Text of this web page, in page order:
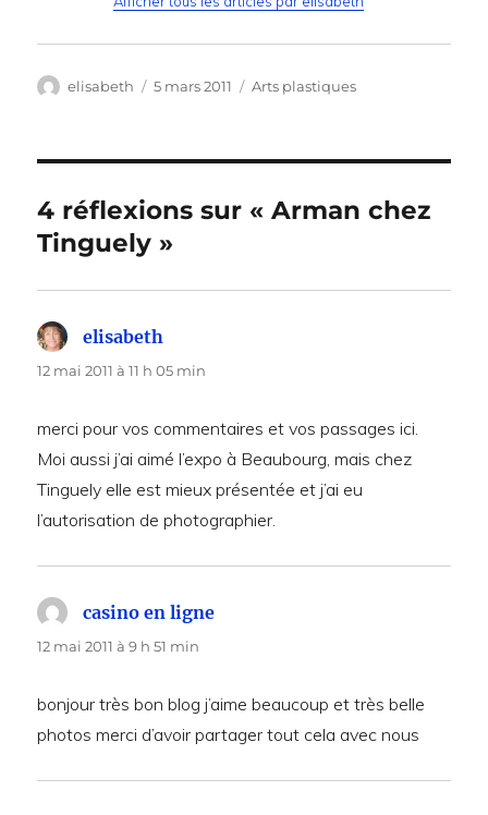
Auteur
elisabeth
Publié
5 mars 2011 Catégories
Arts plastiques
4 réflexions sur « Arman chez
Tinguely »
elisabeth
12 mai 2011 à 11 h 05 min
merci pour vos commentaires et vos passages ici.
Moi aussi j’ai aimé l’expo à Beaubourg, mais chez
Tinguely elle est mieux présentée et j’ai eu
l’autorisation de photographier.
casino en ligne
12 mai 2011 à 9 h 51 min
bonjour très bon blog j’aime beaucoup et très belle
photos merci d’avoir partager tout cela avec nous